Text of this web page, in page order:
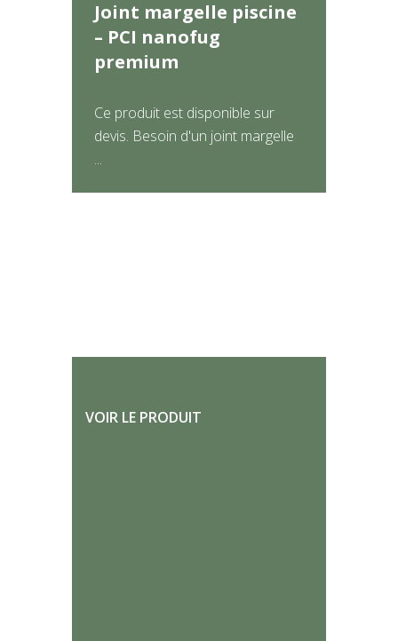
Joint margelle piscine
– PCI nanofug
premium
Ce produit est disponible sur
devis. Besoin d'un joint margelle
...
VOIR LE PRODUIT